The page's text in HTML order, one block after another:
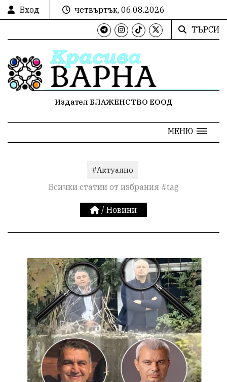
Вход
четвъртък, 06.08.2026
ТЪРСИ
Издател БЛАЖЕНСТВО ЕООД
МЕНЮ
#Актуално
Всички статии от избрания #tag
/ Новини